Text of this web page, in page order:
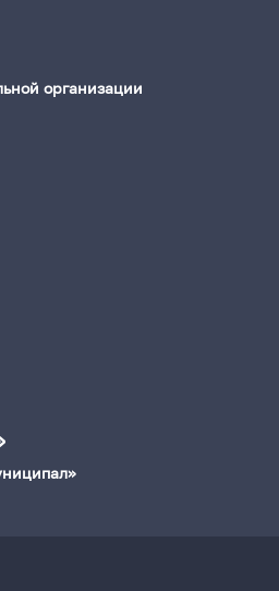
организации